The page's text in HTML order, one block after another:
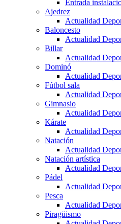
Entrada
Ajedrez
Actualidad
Baloncesto
Actualidad
Billar
Actualidad
Dominó
Actualidad
Fútbol sala
Actualidad
Gimnasio
Actualidad
Kárate
Actualidad
Natación
Actualidad
Natación artística
Actualidad
Pádel
Actualidad
Pesca
Actualidad
Piragüismo